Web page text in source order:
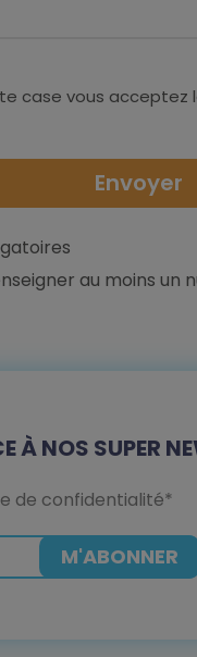
case vous acceptez
au moins un
À NOS SUPER
de confidentialité*